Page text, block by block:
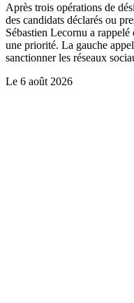
Après trois opérations de
des candidats déclarés ou
Sébastien Lecornu a
une priorité. La gauche
sanctionner les réseaux
Le 6 août 2026